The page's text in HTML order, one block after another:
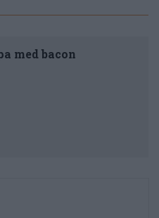
med bacon